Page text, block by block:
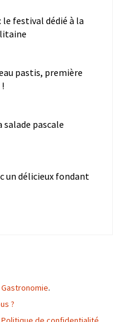
festival dédié à la
pastis, première
salade pascale
un délicieux fondant
.
?